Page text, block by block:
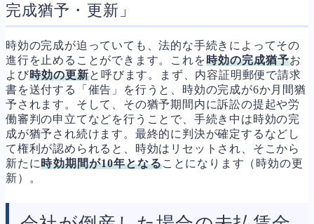
完成猶予・更新」
時効の完成が迫っていても、法的な手続きによってその
進行を止めることができます。これを時効の完成猶予お
よび時効の更新と呼びます。まず、内容証明郵便で請求
書を送付する「催告」を行うと、時効の完成が6か月間猶
予されます。そして、その猶予期間内に訴訟の提起や労
働審判の申立てなどを行うことで、手続き中は時効の完
成が猶予され続けます。最終的に判決が確定するなどし
て権利が認められると、時効はリセットされ、そこから
新たに時効期間が10年となることになります（時効の更
新）。